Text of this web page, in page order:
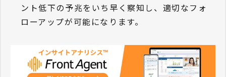
ント低下の予兆をいち早く察知し、適切なフォ
ローアップが可能になります。